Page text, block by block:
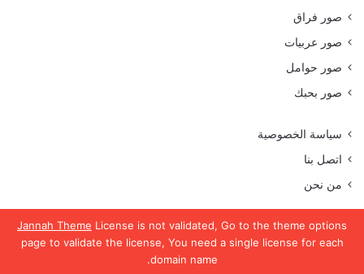
Jannah Theme License is not validated, Go to the theme options
page to validate the license, You need a single license for each
domain name.
صور فراق
صور عربيات
صور حوامل
صور بحبك
سياسة الخصوصية
اتصل بنا
من نحن
جميع الحقوق محفوظة موقع رمسة عرب 2023